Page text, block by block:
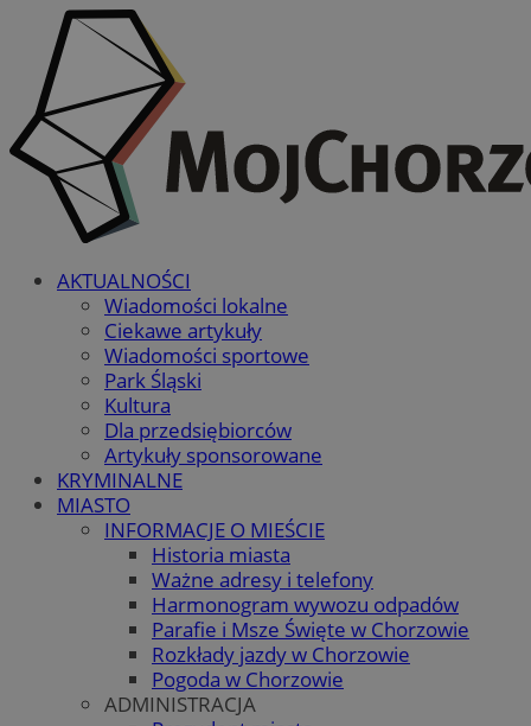
AKTUALNOŚCI
Wiadomości lokalne
Ciekawe artykuły
Wiadomości sportowe
Park Śląski
Kultura
Dla przedsiębiorców
Artykuły sponsorowane
KRYMINALNE
MIASTO
INFORMACJE O MIEŚCIE
Historia miasta
Ważne adresy i telefony
Harmonogram wywozu odpadów
Parafie i Msze Święte w Chorzowie
Rozkłady jazdy w Chorzowie
Pogoda w Chorzowie
ADMINISTRACJA